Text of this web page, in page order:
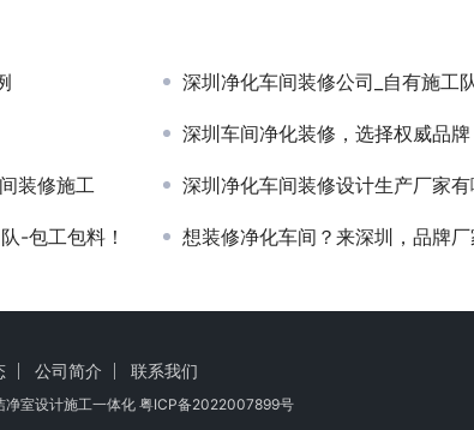
深圳净化车间装修公司_自有施工队_保障
深圳车间净化装修，选择权威品牌
装修施工 深圳净化车间装修设计生产厂家有
-包工包料！ 想装修净化车间？来深圳，品牌厂
公司简介 联系我们
室设计施工一体化粤ICP备2022007899号